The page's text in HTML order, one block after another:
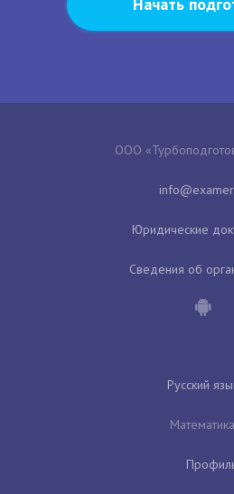
ООО
Юридические
Сведения об
Русский
Математика